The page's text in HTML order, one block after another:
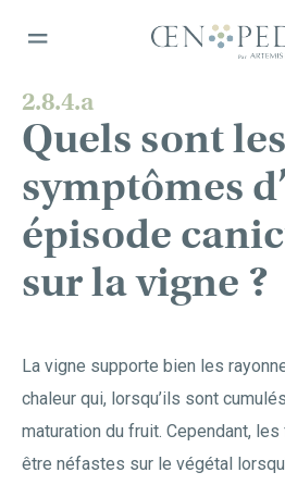
2.8.4.a
Quels sont les
symptômes
épisode
sur la vigne ?
La vigne supporte bien les
chaleur qui, lorsqu’ils sont
maturation du fruit. Cependant,
être néfastes sur le végétal